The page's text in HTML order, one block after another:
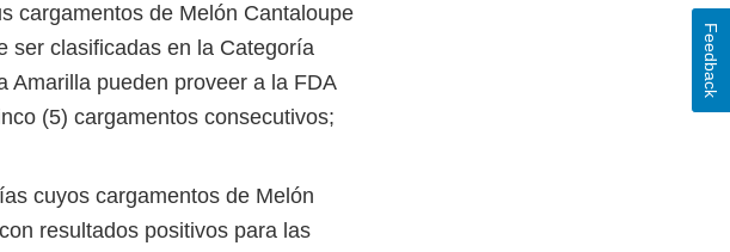
cargamentos de Melón Cantaloupe
ser clasificadas en la Categoría
Amarilla pueden proveer a la FDA
(5) cargamentos consecutivos;
cuyos cargamentos de Melón
resultados positivos para las
Feedback